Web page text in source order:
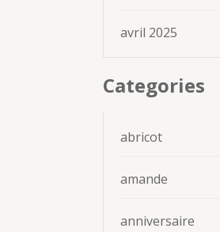
avril 2025
Categories
abricot
amande
anniversaire